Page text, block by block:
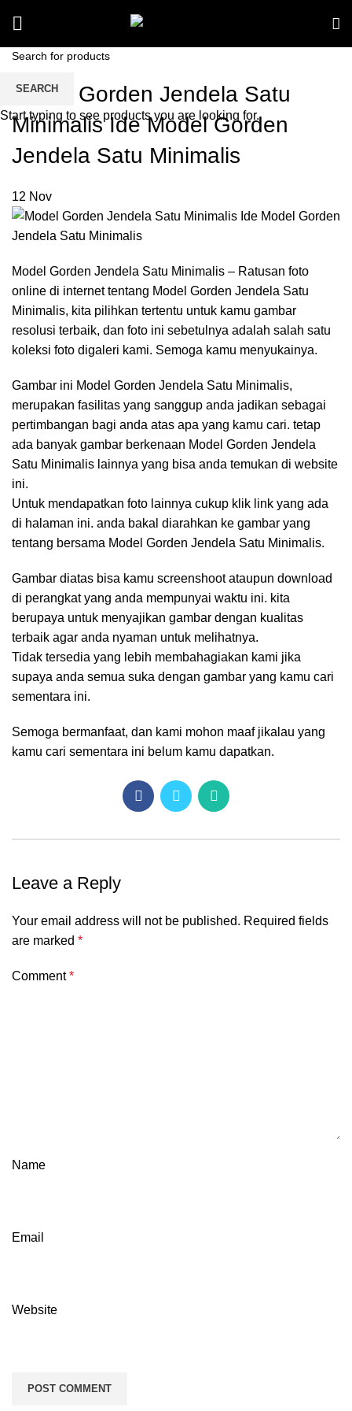
Model Gorden Jendela Satu
Minimalis Ide Model Gorden
Jendela Satu Minimalis
12 Nov
Model Gorden Jendela Satu Minimalis – Ratusan foto
online di internet tentang Model Gorden Jendela Satu
Minimalis, kita pilihkan tertentu untuk kamu gambar
resolusi terbaik, dan foto ini sebetulnya adalah salah satu
koleksi foto digaleri kami. Semoga kamu menyukainya.
Gambar ini Model Gorden Jendela Satu Minimalis,
merupakan fasilitas yang sanggup anda jadikan sebagai
pertimbangan bagi anda atas apa yang kamu cari. tetap
ada banyak gambar berkenaan Model Gorden Jendela
Satu Minimalis lainnya yang bisa anda temukan di website
ini.
Untuk mendapatkan foto lainnya cukup klik link yang ada
di halaman ini. anda bakal diarahkan ke gambar yang
tentang bersama Model Gorden Jendela Satu Minimalis.
Gambar diatas bisa kamu screenshoot ataupun download
di perangkat yang anda mempunyai waktu ini. kita
berupaya untuk menyajikan gambar dengan kualitas
terbaik agar anda nyaman untuk melihatnya.
Tidak tersedia yang lebih membahagiakan kami jika
supaya anda semua suka dengan gambar yang kamu cari
sementara ini.
Semoga bermanfaat, dan kami mohon maaf jikalau yang
kamu cari sementara ini belum kamu dapatkan.
Leave a Reply
Your email address will not be published. Required fields
are marked *
Comment*
Name
Email
Website
SEARCH
Start typing to see products you are looking for.